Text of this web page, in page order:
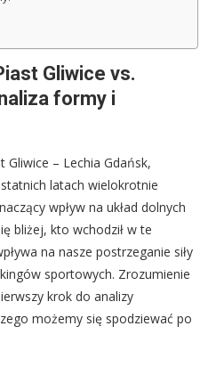
Gliwice vs.
formy i
Gliwice – Lechia Gdańsk,
latach wielokrotnie
wpływ na układ dolnych
bliżej, kto wchodził w te
na nasze postrzeganie siły
sportowych. Zrozumienie
krok do analizy
możemy się spodziewać po